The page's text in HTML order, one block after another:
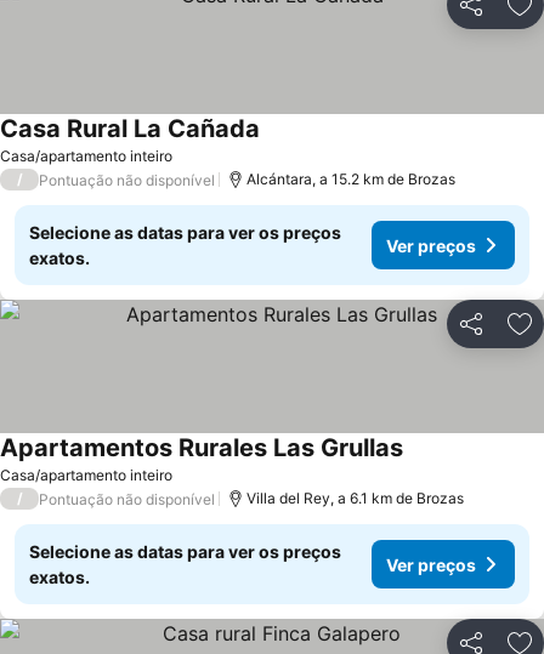
Partilhar
Casa/apartamento inteiro
Casa Rural La Cañada
/ Pontuação não disponível Alcántara, a 15.2 km de Brozas
Selecione as datas para ver os preços
exatos.
Ver preços
Partilhar
Casa/apartamento inteiro
Apartamentos Rurales Las Grullas
/ Pontuação não disponível Villa del Rey, a 6.1 km de Brozas
Selecione as datas para ver os preços
exatos.
Ver preços